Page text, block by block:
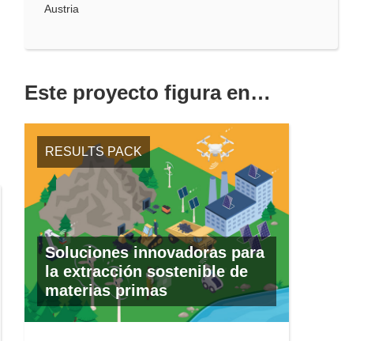
Austria
Este proyecto figura en…
RESULTS PACK
Soluciones innovadoras para
la extracción sostenible de
materias primas